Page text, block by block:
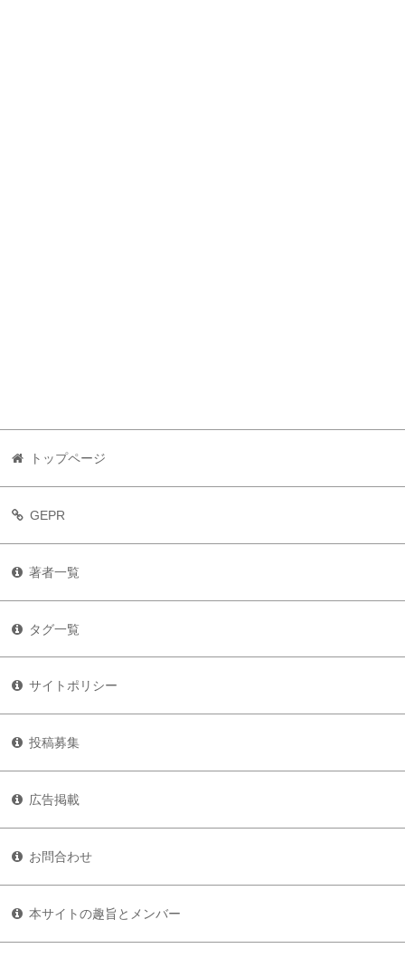
トップページ
GEPR
著者一覧
タグ一覧
サイトポリシー
投稿募集
広告掲載
お問合わせ
本サイトの趣旨とメンバー